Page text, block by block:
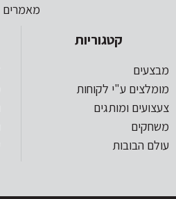
מאמרים
קטגוריות
מבצעים
מומלצים ע"י לקוחות
צעצועים ומותגים
משחקים
עולם הבובות